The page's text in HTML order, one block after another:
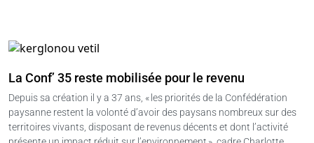
La Conf’ 35 reste mobilisée pour le revenu
Depuis sa création il y a 37 ans, « les priorités de la Confédération
paysanne restent la volonté d’avoir des paysans nombreux sur des
territoires vivants, disposant de revenus décents et dont l’activité